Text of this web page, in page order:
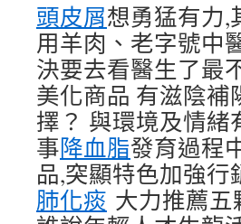
頭皮屑想勇猛有力,
用羊肉、老字號中
決要去看醫生了最
美化商品 有滋陰
擇？ 與環境及情緒
事降血脂發育過程
品,突顯特色加強
肺化痰 大力推薦